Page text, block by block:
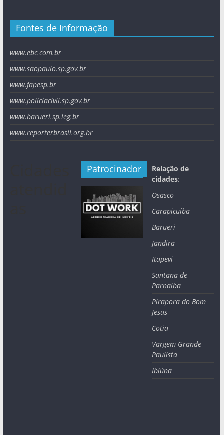
Fontes de Informação
www.ebc.com.br
www.saopaulo.sp.gov.br
www.fapesp.br
www.policiacivil.sp.gov.br
www.barueri.sp.leg.br
www.reporterbrasil.org.br
Patrocinador
Relação de
cidades:
Osasco
Carapicuíba
Barueri
Jandira
Itapevi
Santana de
Parnaíba
Pirapora do Bom
Jesus
Cotia
Vargem Grande
Paulista
Ibiúna